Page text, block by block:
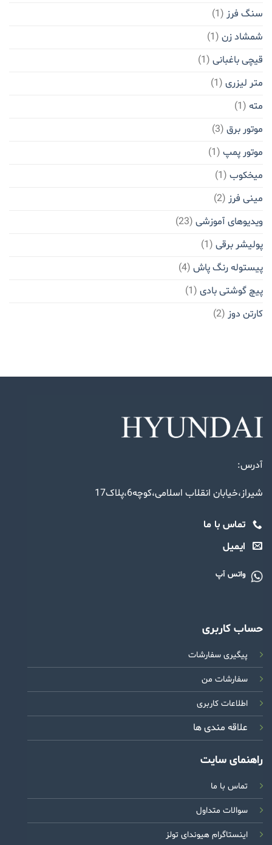
سنگ فرز (1)
شمشاد زن (1)
قیچی باغبانی (1)
متر لیزری (1)
مته (1)
موتور برق (3)
موتور پمپ (1)
میخکوب (1)
مینی فرز (2)
ویدیوهای آموزشی (23)
پولیشر برقی (1)
پیستوله رنگ پاش (4)
پیچ گوشتی بادی (1)
کارتن دوز (2)
آدرس:
شیراز،خیابان انقلاب اسلامی،کوچه6،پلاک17
تماس با ما
ایمیل
واتس آپ
حساب کاربری
پیگیری سفارشات
سفارشات من
اطلاعات کاربری
علاقه مندی ها
راهنمای سایت
تماس با ما
سوالات متداول
اینستاگرام هیوندای تولز